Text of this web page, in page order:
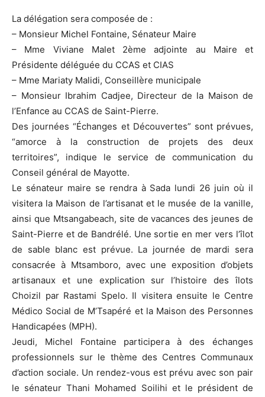
La délégation sera composée de :
– Monsieur Michel Fontaine, Sénateur Maire
– Mme Viviane Malet 2ème adjointe au Maire et
Présidente déléguée du CCAS et CIAS
– Mme Mariaty Malidi, Conseillère municipale
– Monsieur Ibrahim Cadjee, Directeur de la Maison de
l’Enfance au CCAS de Saint-Pierre.
Des journées “Échanges et Découvertes” sont prévues,
“amorce à la construction de projets des deux
territoires”, indique le service de communication du
Conseil général de Mayotte.
Le sénateur maire se rendra à Sada lundi 26 juin où il
visitera la Maison de l’artisanat et le musée de la vanille,
ainsi que Mtsangabeach, site de vacances des jeunes de
Saint-Pierre et de Bandrélé. Une sortie en mer vers l’îlot
de sable blanc est prévue. La journée de mardi sera
consacrée à Mtsamboro, avec une exposition d’objets
artisanaux et une explication sur l’histoire des îlots
Choizil par Rastami Spelo. Il visitera ensuite le Centre
Médico Social de M’Tsapéré et la Maison des Personnes
Handicapées (MPH).
Jeudi, Michel Fontaine participera à des échanges
professionnels sur le thème des Centres Communaux
d’action sociale. Un rendez-vous est prévu avec son pair
le sénateur Thani Mohamed Soilihi et le président de